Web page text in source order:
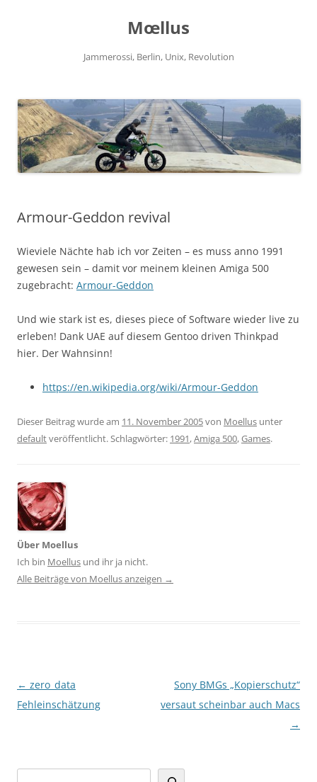
Mœllus
Jammerossi, Berlin, Unix, Revolution
Armour-Geddon revival
Wieviele Nächte hab ich vor Zeiten – es muss anno 1991
gewesen sein – damit vor meinem kleinen Amiga 500
zugebracht: Armour-Geddon
Und wie stark ist es, dieses piece of Software wieder live zu
erleben! Dank UAE auf diesem Gentoo driven Thinkpad
hier. Der Wahnsinn!
https://en.wikipedia.org/wiki/Armour-Geddon
Dieser Beitrag wurde am 11. November 2005von Moellus unter
defaultveröffentlicht. Schlagwörter: 1991,Amiga 500,Games.
Über Moellus
Ich bin Moellus und ihr ja nicht.
Alle Beiträge von Moellus anzeigen →
Beitragsnavigation
← zero_data
Fehleinschätzung
Sony BMGs „Kopierschutz“
versaut scheinbar auch Macs
→